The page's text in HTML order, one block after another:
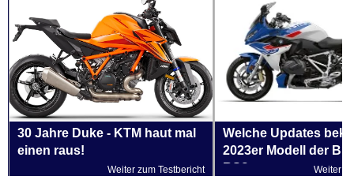
30 Jahre Duke - KTM haut mal
einen raus!
Weiter zum Testbericht
Welche Updates
2023er Modell der
RS?
Weiter